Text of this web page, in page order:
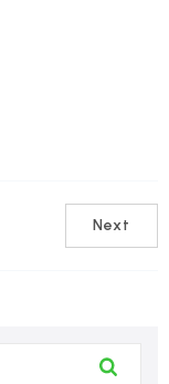
Next